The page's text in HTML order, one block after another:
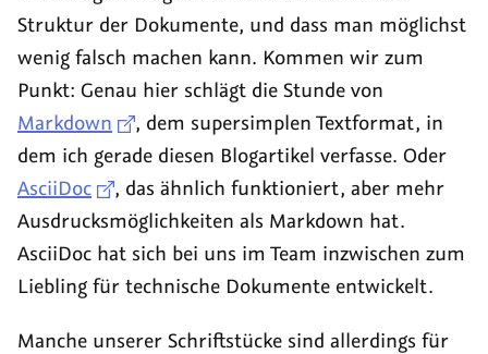
Struktur der Dokumente, und dass man möglichst
wenig falsch machen kann. Kommen wir zum
Punkt: Genau hier schlägt die Stunde von
Markdown
, dem supersimplen Textformat, in
dem ich gerade diesen Blogartikel verfasse. Oder
AsciiDoc
, das ähnlich funktioniert, aber mehr
Ausdrucksmöglichkeiten als Markdown hat.
AsciiDoc hat sich bei uns im Team inzwischen zum
Liebling für technische Dokumente entwickelt.
Manche unserer Schriftstücke sind allerdings für